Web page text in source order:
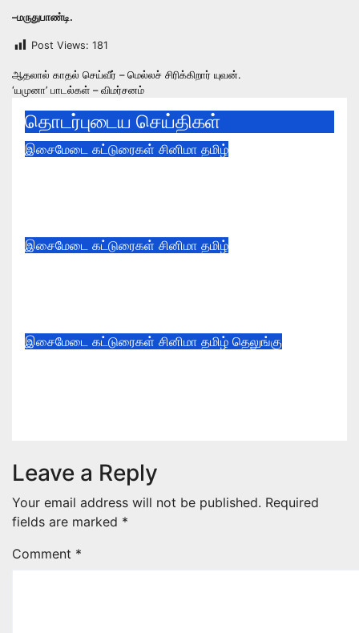
–மருதுபாண்டி.
Post Views: 181
Post
navigation
ஆதலால் காதல் செய்வீர் – மெல்லச் சிரிக்கிறார் யுவன்.
‘யமுனா’ பாடல்கள் – விமர்சனம்
தொடர்புடைய செய்திகள்
இசைமேடை கட்டுரைகள் சினிமா தமிழ்
இசைமேடை கட்டுரைகள் சினிமா தமிழ்
இசைமேடை கட்டுரைகள் சினிமா தமிழ் தெலுங்கு
Leave a Reply
Your email address will not be published. Required
fields are marked *
Comment *